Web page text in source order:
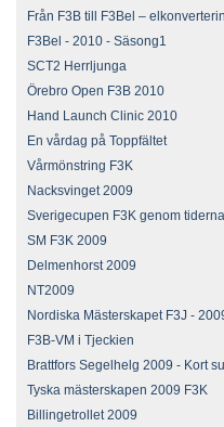
Från F3B till F3Bel –
F3Bel - 2010 - Säsong1
SCT2 Herrljunga
Örebro Open F3B 2010
Hand Launch Clinic 2010
En vårdag på Toppfältet
Vårmönstring F3K
Nacksvinget 2009
Sverigecupen F3K genom tiderna
SM F3K 2009
Delmenhorst 2009
NT2009
Nordiska Mästerskapet F3J -
F3B-VM i Tjeckien
Brattfors Segelhelg 2009 - Kort
Tyska mästerskapen 2009 F3K
Billingetrollet 2009